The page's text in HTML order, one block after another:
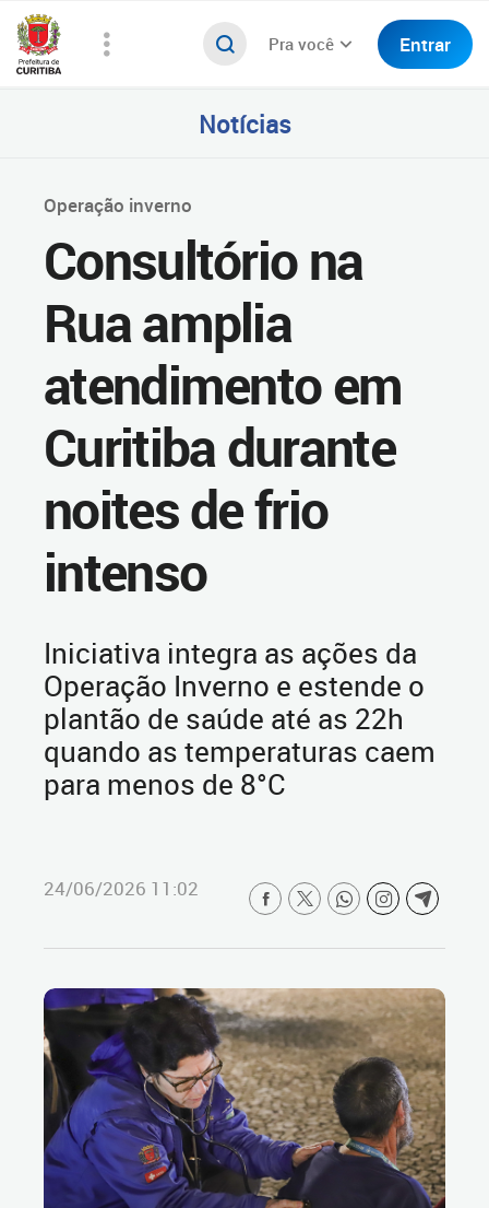
Pra você Entrar
Notícias
Operação inverno
Consultório na
Rua amplia
atendimento em
Curitiba durante
noites de frio
intenso
Iniciativa integra as ações da
Operação Inverno e estende o
plantão de saúde até as 22h
quando as temperaturas caem
para menos de 8°C
24/06/2026 11:02